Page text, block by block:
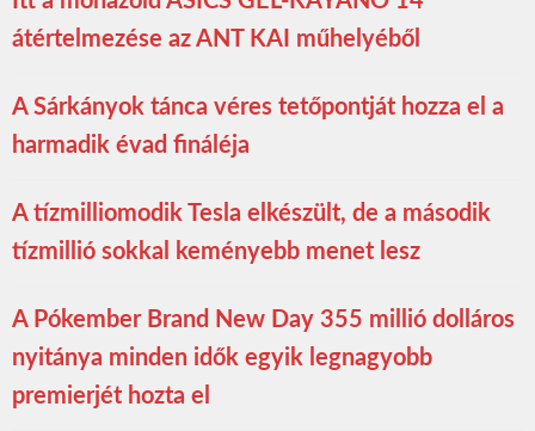
átértelmezése az ANT KAI műhelyéből
A Sárkányok tánca véres tetőpontját hozza el a
harmadik évad fináléja
A tízmilliomodik Tesla elkészült, de a második
tízmillió sokkal keményebb menet lesz
A Pókember Brand New Day 355 millió dolláros
nyitánya minden idők egyik legnagyobb
premierjét hozta el